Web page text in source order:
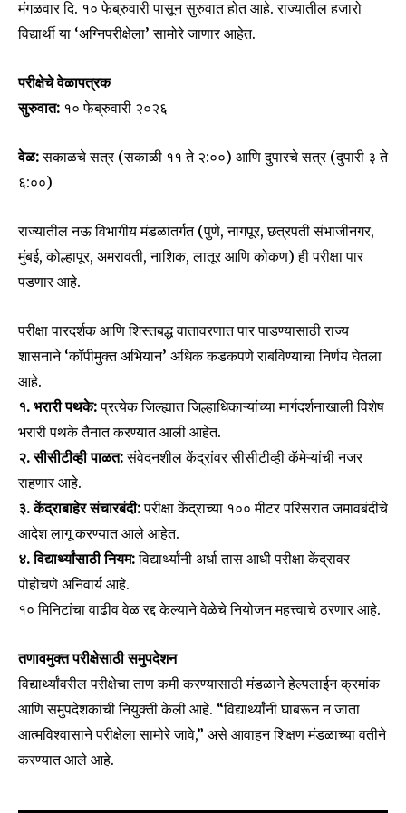
Join our community of
SUBSCRIBERS and be part of the
conversation.
To subscribe, simply enter your email address on our website
or click the subscribe button below. Don't worry, we respect
your privacy and won't spam your inbox. Your information is
safe with us.
SUBSCRIBE
I've read and accept the
मंगळवार दि. १० फेब्रुवारी पासून सुरुवात होत आहे. राज्यातील हजारो
विद्यार्थी या ‘अग्निपरीक्षेला’ सामोरे जाणार आहेत.
परीक्षेचे वेळापत्रक
सुरुवात: १० फेब्रुवारी २०२६
वेळ:सकाळचे सत्र (सकाळी ११ ते २:००) आणि दुपारचे सत्र (दुपारी ३ ते
६:००)
राज्यातील नऊ विभागीय मंडळांतर्गत (पुणे, नागपूर, छत्रपती संभाजीनगर,
मुंबई, कोल्हापूर, अमरावती, नाशिक, लातूर आणि कोकण) ही परीक्षा पार
पडणार आहे.
परीक्षा पारदर्शक आणि शिस्तबद्ध वातावरणात पार पाडण्यासाठी राज्य
शासनाने ‘कॉपीमुक्त अभियान’ अधिक कडकपणे राबविण्याचा निर्णय घेतला
आहे.
१. भरारी पथके:प्रत्येक जिल्ह्यात जिल्हाधिकाऱ्यांच्या मार्गदर्शनाखाली विशेष
भरारी पथके तैनात करण्यात आली आहेत.
२. सीसीटीव्ही पाळत:संवेदनशील केंद्रांवर सीसीटीव्ही कॅमेऱ्यांची नजर
राहणार आहे.
३. केंद्राबाहेर संचारबंदी:परीक्षा केंद्राच्या १०० मीटर परिसरात जमावबंदीचे
आदेश लागू करण्यात आले आहेत.
४. विद्यार्थ्यांसाठी नियम:विद्यार्थ्यांनी अर्धा तास आधी परीक्षा केंद्रावर
पोहोचणे अनिवार्य आहे.
१० मिनिटांचा वाढीव वेळ रद्द केल्याने वेळेचे नियोजन महत्त्वाचे ठरणार आहे.
तणावमुक्त परीक्षेसाठी समुपदेशन
विद्यार्थ्यांवरील परीक्षेचा ताण कमी करण्यासाठी मंडळाने हेल्पलाईन क्रमांक
आणि समुपदेशकांची नियुक्ती केली आहे. “विद्यार्थ्यांनी घाबरून न जाता
आत्मविश्वासाने परीक्षेला सामोरे जावे,” असे आवाहन शिक्षण मंडळाच्या वतीने
करण्यात आले आहे.